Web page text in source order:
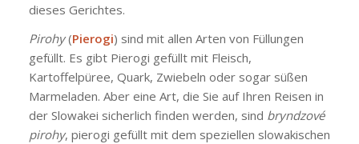
dieses Gerichtes.
Pirohy(Pierogi) sind mit allen Arten von Füllungen
gefüllt. Es gibt Pierogi gefüllt mit Fleisch,
Kartoffelpüree, Quark, Zwiebeln oder sogar süßen
Marmeladen. Aber eine Art, die Sie auf Ihren Reisen in
der Slowakei sicherlich finden werden, sind bryndzové
pirohy, pierogi gefüllt mit dem speziellen slowakischen